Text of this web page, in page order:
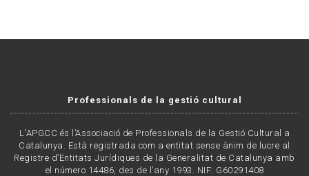
Professionals de la gestió cultural
L'APGCC és l’Associació de Professionals de la Gestió Cultural a
Catalunya. Està registrada com a entitat sense ànim de lucre al
Registre d’Entitats Jurídiques de la Generalitat de Catalunya amb
el número 14486, des de l’any 1993. NIF: G60291408